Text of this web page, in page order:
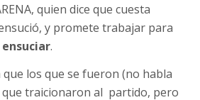
quien dice que cuesta
y promete trabajar para
.
los que se fueron (no habla
traicionaron al partido, pero